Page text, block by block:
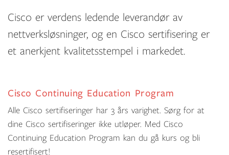
Cisco er verdens ledende leverandør av
nettverksløsninger, og en Cisco sertifisering er
et anerkjent kvalitetsstempel i markedet.
Cisco Continuing Education Program
Alle Cisco sertifiseringer har 3 års varighet. Sørg for at
dine Cisco sertifiseringer ikke utløper. Med Cisco
Continuing Education Program kan du gå kurs og bli
resertifisert!